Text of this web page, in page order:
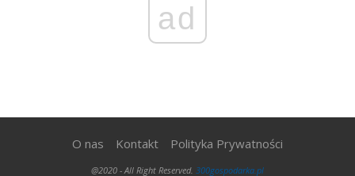
ad
O nas Kontakt Polityka Prywatności
@2020 - All Right Reserved. 300gospodarka.pl